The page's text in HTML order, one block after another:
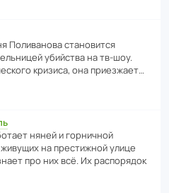
Поли­ва­нова стано­вится
убийства на тв-шоу.
кризиса, она приезжает…
няней и горни­чной
на прес­ти­жной улице
про них всё. Их распо­рядок